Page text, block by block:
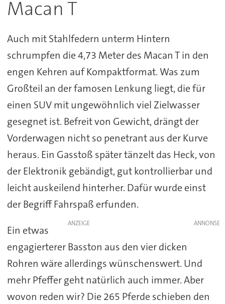
Macan T
Auch mit Stahlfedern unterm Hintern
schrumpfen die 4,73 Meter des Macan T in den
engen Kehren auf Kompaktformat. Was zum
Großteil an der famosen Lenkung liegt, die für
einen SUV mit ungewöhnlich viel Zielwasser
gesegnet ist. Befreit von Gewicht, drängt der
Vorderwagen nicht so penetrant aus der Kurve
heraus. Ein Gasstoß später tänzelt das Heck, von
der Elektronik gebändigt, gut kontrollierbar und
leicht auskeilend hinterher. Dafür wurde einst
der Begriff Fahrspaß erfunden.
ANZEIGE
Ein etwas
engagierterer Basston aus den vier dicken
Rohren wäre allerdings wünschenswert. Und
mehr Pfeffer geht natürlich auch immer. Aber
wovon reden wir? Die 265 Pferde schieben den